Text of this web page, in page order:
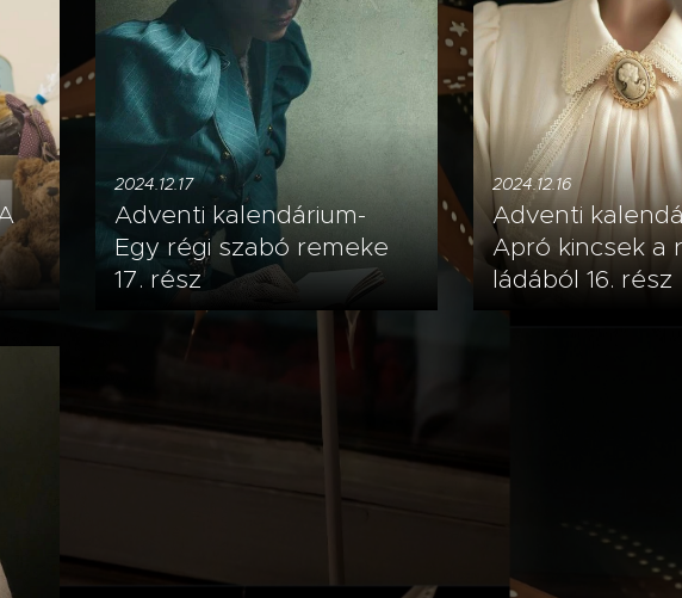
2024.12.17
Adventi kalendárium-
Egy régi szabó remeke
17. rész
2024.12.16
Adventi
Apró kincsek a
ládából 16. rész